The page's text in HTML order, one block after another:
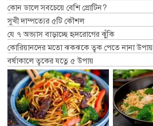
কোন ডালে সবচেয়ে বেশি প্রোটিন?
সুখী দাম্পত্যের ৫টি কৌশল
যে ৭ অভ্যাস বাড়াচ্ছে হৃদরোগের ঝুঁকি
কোরিয়ানদের মতো ঝকঝকে ত্বক পেতে নানা উপায়
বর্ষাকালে ত্বকের যত্নে ৫ উপায়